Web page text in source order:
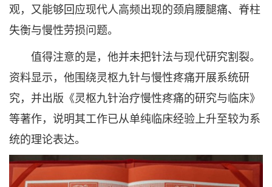
观，又能够回应现代人高频出现的颈肩腰腿痛、脊柱
失衡与慢性劳损问题。
值得注意的是，他并未把针法与现代研究割裂。
资料显示，他围绕灵枢九针与慢性疼痛开展系统研
究，并出版《灵枢九针治疗慢性疼痛的研究与临床》
等著作，说明其工作已从单纯临床经验上升至较为系
统的理论表达。